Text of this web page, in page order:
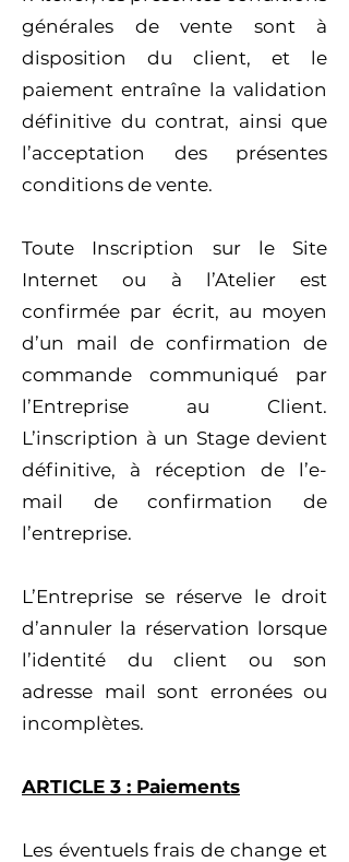
générales de vente sont à
disposition du client, et le
paiement entraîne la validation
définitive du contrat, ainsi que
l’acceptation des présentes
conditions de vente.
Toute Inscription sur le Site
Internet ou à l’Atelier est
confirmée par écrit, au moyen
d’un mail de confirmation de
commande communiqué par
l’Entreprise au Client.
L’inscription à un Stage devient
définitive, à réception de l’e-
mail de confirmation de
l’entreprise.
L’Entreprise se réserve le droit
d’annuler la réservation lorsque
l’identité du client ou son
adresse mail sont erronées ou
incomplètes.
ARTICLE 3 : Paiements
Les éventuels frais de change et